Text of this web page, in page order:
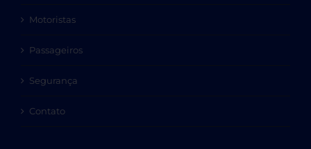
Motoristas
Passageiros
Segurança
Contato